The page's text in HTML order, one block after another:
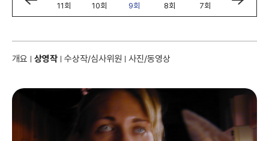
12회 11회 10회 9회 8회 7회 6회
개요 상영작 수상작/심사위원 사진/동영상